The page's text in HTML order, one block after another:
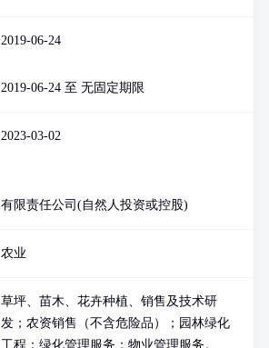
2019-06-24
2019-06-24 至 无固定期限
2023-03-02
有限责任公司(自然人投资或控股)
农业
草坪、苗木、花卉种植、销售及技术研
发；农资销售（不含危险品）；园林绿化
工程；绿化管理服务；物业管理服务。